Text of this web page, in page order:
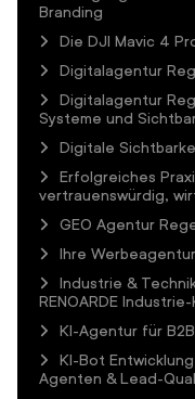
Branding
Die DJI Mavic 4
Digitalagentur
Digitalagentur
Systeme und
Digitale
Erfolgreiches
vertrauenswürdig,
GEO Agentur
Ihre
Industrie &
RENOARDE
KI-Agentur für
KI-Bot
Agenten & Lead-